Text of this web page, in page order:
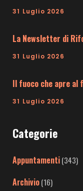
31 Luglio 2026
La Newsletter di
31 Luglio 2026
Il fuoco che apre al
31 Luglio 2026
Categorie
Appuntamenti(343)
Archivio(16)